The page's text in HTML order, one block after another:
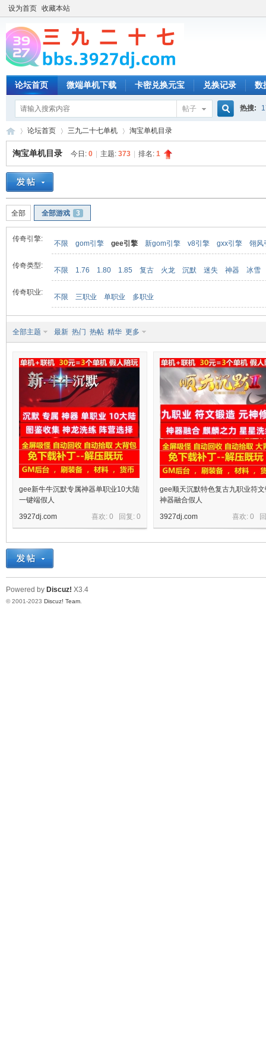
设为首页 收藏本站
论坛首页 微端单机下载 卡密兑换元宝 兑换记录 数
帖子 热搜:
»
论坛首页 三九二十七单机 淘宝单机目录
淘宝单机目录 今日: 0 主题: 373 排名: 1
全部 全部游戏 3
传奇引擎:
不限 gom引擎 gee引擎 新gom引擎 v8引擎 gxx引擎 翎风
传奇类型:
不限 1.76 1.80 1.85 复古 火龙 沉默 迷失 神器 冰雪
传奇职业:
不限 三职业 单职业 多职业
全部主题 最新 热门 热帖 精华 更多
gee新牛牛沉默专属神器单职业10大陆
一键端假人
喜欢: 0 回复: 0
3927dj.com
gee顺天沉默特色复古九职业符
神器融合假人
喜欢: 0
3927dj.com
Powered by Discuz! X3.4
© 2001-2023 Discuz! Team.